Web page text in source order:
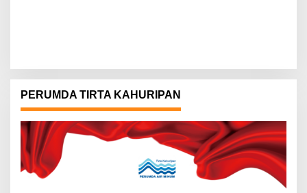
PERUMDA TIRTA KAHURIPAN